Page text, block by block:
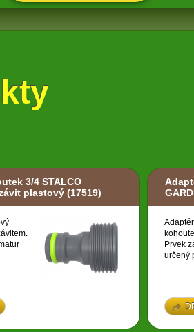
3/4 STALCO
plastový (17519)
Prvek
určený